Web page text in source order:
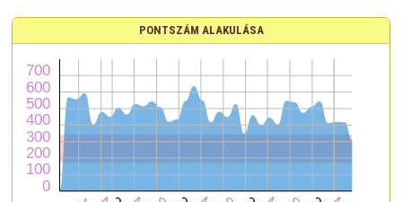
PONTSZÁM ALAKULÁSA